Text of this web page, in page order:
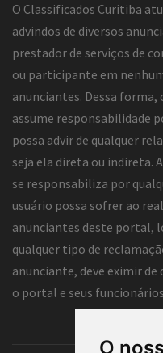
O
O Classificados Curitiba
advindos de diversos
prestador de serviços de
ou participante em
anunciantes. Dessa
assume responsabilidade
possa advir de qualquer
seja ela direta ou indireta.
se responsabiliza por
usuário possa sofrer ao
anunciantes deste portal,
qualquer tipo de
anunciante, deve eximir
o portal e seus